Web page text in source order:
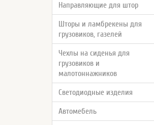
Направляющие для штор
Шторы и ламбрекены для
грузовиков, газелей
Чехлы на сиденья для
грузовиков и
малотоннажников
Светодиодные изделия
Автомебель